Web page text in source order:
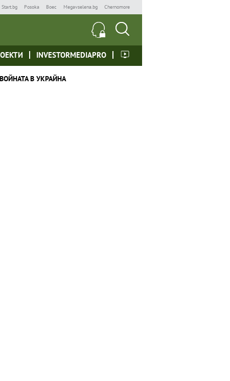
Start.bg Posoka Boec Megavselena.bg Chernomore
INVESTORMEDIAPRO
ВОЙНАТА В УКРАЙНА